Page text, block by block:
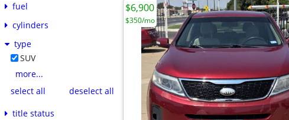
fuel
cylinders
type
SUV
more...
select all
deselect all
title status
$6,900
$350/mo